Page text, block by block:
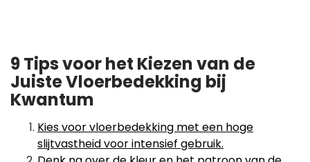
9 Tips voor het Kiezen van de
Juiste Vloerbedekking bij
Kwantum
Kies voor vloerbedekking met een hoge
slijtvastheid voor intensief gebruik.